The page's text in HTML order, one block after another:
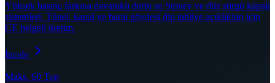
Yüksek basınç farkına dayanıklı derin su Stoney ve düz sürgü kapak
sistemleri. Tünel, kanal ve baraj gövdesi dip tahliye açıklıkları için
CE belgeli üretim.
İncele
Maks. 60 Ton